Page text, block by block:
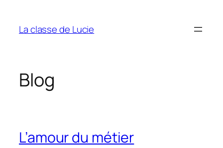
contenu
La classe de Lucie
Blog
L’amour du métier